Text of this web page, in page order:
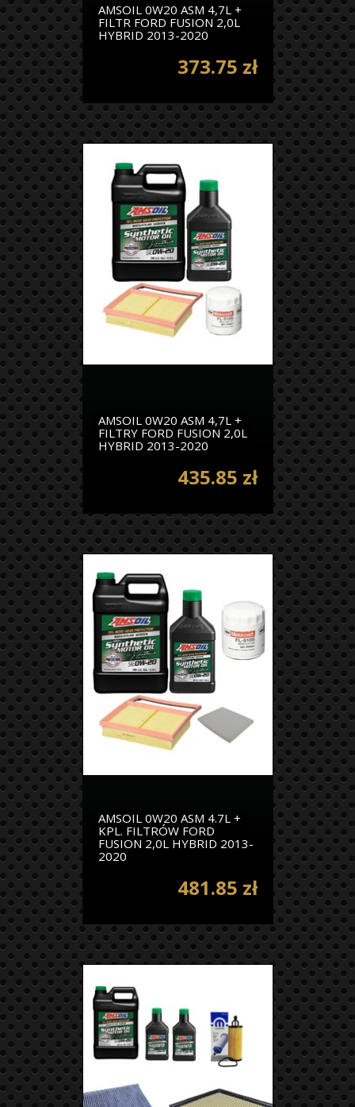
AMSOIL 0W20 ASM 4,7L +
FILTR FORD FUSION 2,0L
HYBRID 2013-2020
373.75 zł
AMSOIL 0W20 ASM 4,7L +
FILTRY FORD FUSION 2,0L
HYBRID 2013-2020
435.85 zł
AMSOIL 0W20 ASM 4.7L +
KPL. FILTRÓW FORD
FUSION 2,0L HYBRID 2013-
2020
481.85 zł